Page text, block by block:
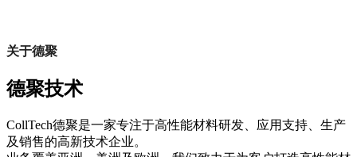
关于德聚
德聚技术
CollTech德聚是一家专注于高性能材料研发、应用支持、生产
及销售的高新技术企业。